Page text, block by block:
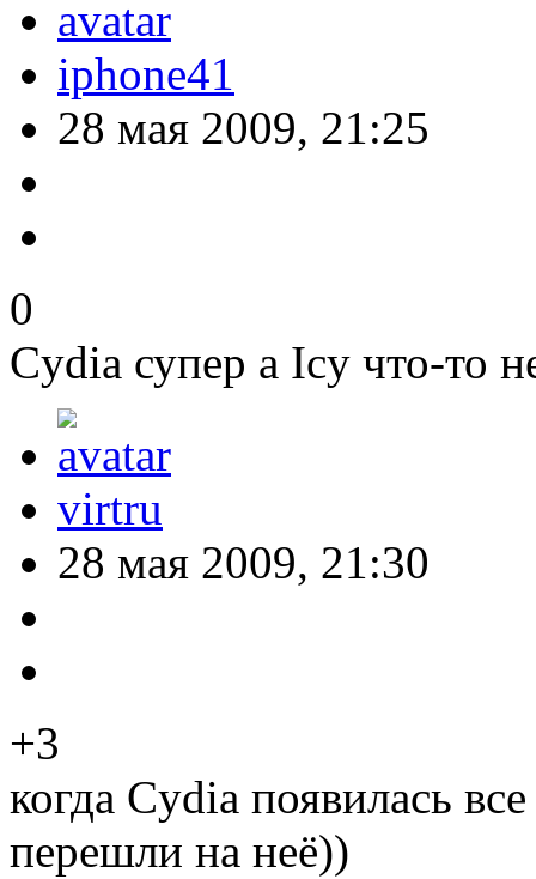
iphone41
28 мая 2009, 21:25
0
Cydia супер а Icy что-то
virtru
28 мая 2009, 21:30
+3
когда Cydia появилась
перешли на неё))